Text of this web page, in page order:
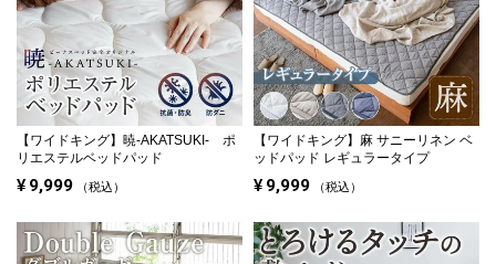
【ワイドキング】 暁-AKATSUKI- ポ
リエステルベッドパッド
¥ 9,999 税込
【ワイドキング】 麻 サニーリネン ベ
ッドパッド レギュラータイプ
¥ 9,999 税込